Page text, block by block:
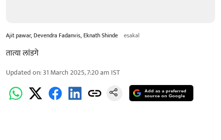
Ajit pawar, Devendra Fadanvis, Eknath Shinde esakal
तात्या लांडगे
Updated on:31 March 2025, 7:20 am IST
Add as a preferred
source on Google